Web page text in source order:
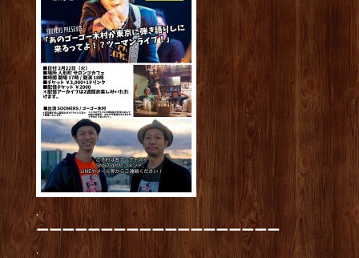
.
ーーーーーーーーーーーーーーーーーーー
.